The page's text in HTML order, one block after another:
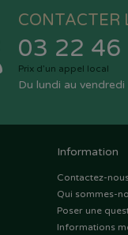
CONTACTER
03 22 46
Prix d’un appel local
Du lundi au
Information
Contactez-
Qui sommes-
Poser une
Informations